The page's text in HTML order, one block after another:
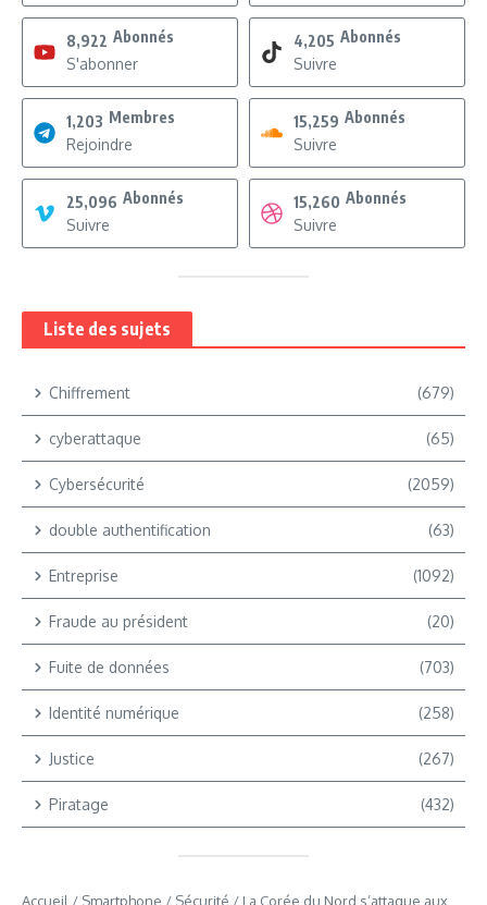
8,922 Abonnés
S'abonner
4,205 Abonnés
Suivre
1,203 Membres
Rejoindre
15,259 Abonnés
Suivre
25,096 Abonnés
Suivre
15,260 Abonnés
Suivre
Liste des sujets
Chiffrement (679)
cyberattaque (65)
Cybersécurité (2059)
double authentification (63)
Entreprise (1092)
Fraude au président (20)
Fuite de données (703)
Identité numérique (258)
Justice (267)
Piratage (432)
Accueil / Smartphone / Sécurité / La Corée du Nord s’attaque aux